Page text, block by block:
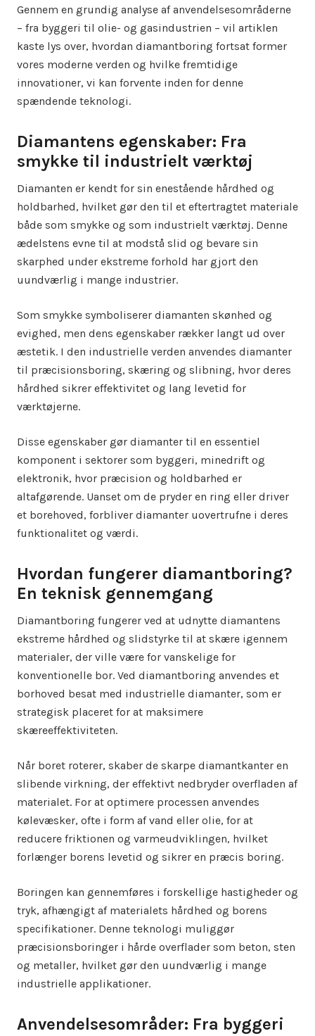
Gennem en grundig analyse af anvendelsesområderne
– fra byggeri til olie- og gasindustrien – vil artiklen
kaste lys over, hvordan diamantboring fortsat former
vores moderne verden og hvilke fremtidige
innovationer, vi kan forvente inden for denne
spændende teknologi.
Diamantens egenskaber: Fra
smykke til industrielt værktøj
Diamanten er kendt for sin enestående hårdhed og
holdbarhed, hvilket gør den til et eftertragtet materiale
både som smykke og som industrielt værktøj. Denne
ædelstens evne til at modstå slid og bevare sin
skarphed under ekstreme forhold har gjort den
uundværlig i mange industrier.
Som smykke symboliserer diamanten skønhed og
evighed, men dens egenskaber rækker langt ud over
æstetik. I den industrielle verden anvendes diamanter
til præcisionsboring, skæring og slibning, hvor deres
hårdhed sikrer effektivitet og lang levetid for
værktøjerne.
Disse egenskaber gør diamanter til en essentiel
komponent i sektorer som byggeri, minedrift og
elektronik, hvor præcision og holdbarhed er
altafgørende. Uanset om de pryder en ring eller driver
et borehoved, forbliver diamanter uovertrufne i deres
funktionalitet og værdi.
Hvordan fungerer diamantboring?
En teknisk gennemgang
Diamantboring fungerer ved at udnytte diamantens
ekstreme hårdhed og slidstyrke til at skære igennem
materialer, der ville være for vanskelige for
konventionelle bor. Ved diamantboring anvendes et
borhoved besat med industrielle diamanter, som er
strategisk placeret for at maksimere
skæreeffektiviteten.
Når boret roterer, skaber de skarpe diamantkanter en
slibende virkning, der effektivt nedbryder overfladen af
materialet. For at optimere processen anvendes
kølevæsker, ofte i form af vand eller olie, for at
reducere friktionen og varmeudviklingen, hvilket
forlænger borens levetid og sikrer en præcis boring.
Boringen kan gennemføres i forskellige hastigheder og
tryk, afhængigt af materialets hårdhed og borens
specifikationer. Denne teknologi muliggør
præcisionsboringer i hårde overflader som beton, sten
og metaller, hvilket gør den uundværlig i mange
industrielle applikationer.
Anvendelsesområder: Fra byggeri